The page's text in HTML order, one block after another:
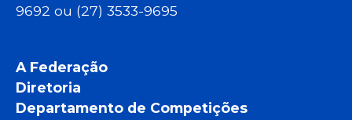
9692 ou (27) 3533-9695
A Federação
Diretoria
Departamento de Competições